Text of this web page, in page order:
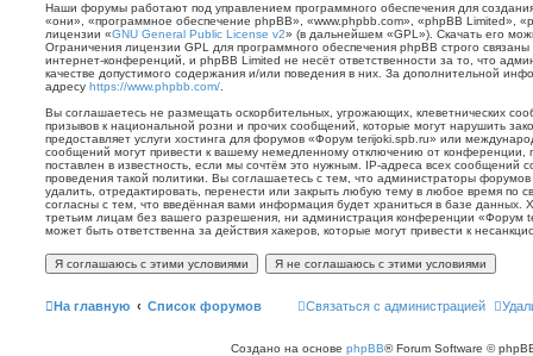
Наши форумы работают под управлением программного обеспечения для
«они», «программное обеспечение phpBB», «www.phpbb.com», «phpBB Limited»,
лицензии «GNU General Public License v2» (в дальнейшем «GPL»). Скачать его
Ограничения лицензии GPL для программного обеспечения phpBB строго
интернет-конференций, и phpBB Limited не несёт ответственности за то, что
качестве допустимого содержания и/или поведения в них. За дополнительной
адресу https://www.phpbb.com/
Вы соглашаетесь не размещать оскорбительных, угрожающих, клеветнических
призывов к национальной розни и прочих сообщений, которые могут нарушить
предоставляет услуги хостинга для форумов «Форум terijoki.spb.ru» или
сообщений могут привести к вашему немедленному отключению от конференции,
поставлен в известность, если мы сочтём это нужным. IP-адреса всех сообщений
проведения такой политики. Вы соглашаетесь с тем, что администраторы
удалить, отредактировать, перенести или закрыть любую тему в любое время по
согласны с тем, что введённая вами информация будет храниться в базе данных.
третьим лицам без вашего разрешения, ни администрация конференции «Форум
может быть ответственна за действия хакеров, которые могут привести к
На главную Список форумов Связаться с администрацией
Создано на основе phpBB® Forum Software ©